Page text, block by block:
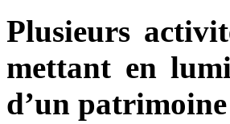
Plusieurs
mettant en
d’un